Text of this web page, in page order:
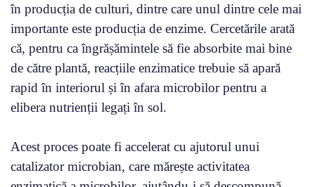
în producția de culturi, dintre care unul dintre cele mai
importante este producția de enzime. Cercetările arată
că, pentru ca îngrășămintele să fie absorbite mai bine
de către plantă, reacțiile enzimatice trebuie să apară
rapid în interiorul și în afara microbilor pentru a
elibera nutrienții legați în sol.
Acest proces poate fi accelerat cu ajutorul unui
catalizator microbian, care mărește activitatea